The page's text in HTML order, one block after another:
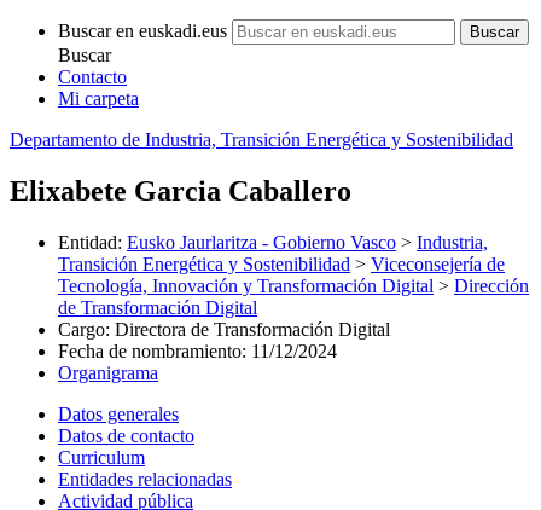
Buscar en euskadi.eus
Buscar
Contacto
Mi carpeta
Departamento de Industria, Transición Energética y Sostenibilidad
Elixabete Garcia Caballero
Entidad: Eusko Jaurlaritza - Gobierno Vasco > Industria,
Transición Energética y Sostenibilidad > Viceconsejería de
Tecnología, Innovación y Transformación Digital > Dirección
de Transformación Digital
Cargo: Directora de Transformación Digital
Fecha de nombramiento: 11/12/2024
Organigrama
Datos generales
Datos de contacto
Curriculum
Entidades relacionadas
Actividad pública